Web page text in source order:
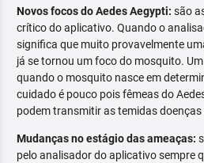
Novos focos do Aedes Aegypti: são
crítico do aplicativo. Quando o
significa que muito provavelmente
já se tornou um foco do mosquito.
quando o mosquito nasce em
cuidado é pouco pois fêmeas do
podem transmitir as temidas doenças
Mudanças no estágio das ameaças:
pelo analisador do aplicativo sempre